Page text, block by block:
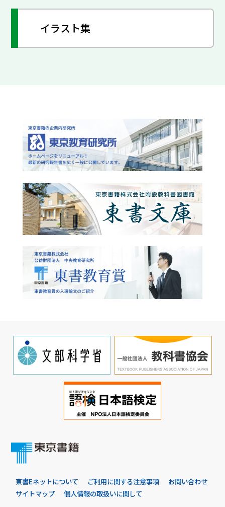
イラスト集
東書Eネットについて ご利用に関する注意事項
お問い合わせ
サイトマップ
個人情報の取扱いに関して